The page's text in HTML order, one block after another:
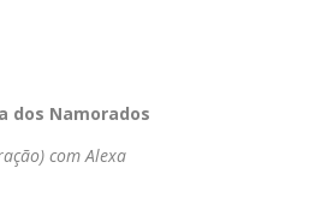
dos Namorados
com Alexa